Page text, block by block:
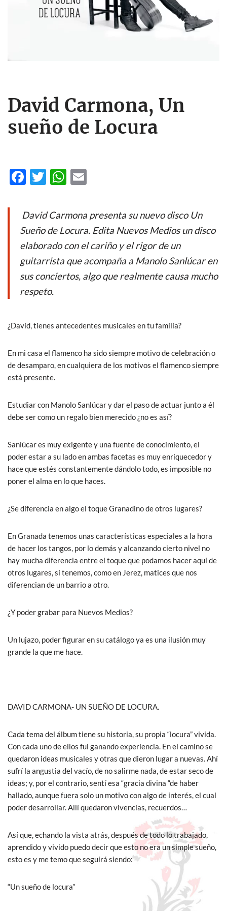
David Carmona, Un
sueño de Locura
F
e
b
o
o
k
T
itt
er
W
at
s
A
p
p
ail
David Carmona presenta su nuevo disco Un
Sueño de Locura. Edita Nuevos Medios un disco
elaborado con el cariño y el rigor de un
guitarrista que acompaña a Manolo Sanlúcar en
sus conciertos, algo que realmente causa mucho
respeto.
¿David, tienes antecedentes musicales en tu familia?
En mi casa el flamenco ha sido siempre motivo de celebración o
de desamparo, en cualquiera de los motivos el flamenco siempre
está presente.
Estudiar con Manolo Sanlúcar y dar el paso de actuar junto a él
debe ser como un regalo bien merecido ¿no es así?
Sanlúcar es muy exigente y una fuente de conocimiento, el
poder estar a su lado en ambas facetas es muy enriquecedor y
hace que estés constantemente dándolo todo, es imposible no
poner el alma en lo que haces.
¿Se diferencia en algo el toque Granadino de otros lugares?
En Granada tenemos unas características especiales a la hora
de hacer los tangos, por lo demás y alcanzando cierto nivel no
hay mucha diferencia entre el toque que podamos hacer aquí de
otros lugares, si tenemos, como en Jerez, matices que nos
diferencian de un barrio a otro.
¿Y poder grabar para Nuevos Medios?
Un lujazo, poder figurar en su catálogo ya es una ilusión muy
grande la que me hace.
DAVID CARMONA- UN SUEÑO DE LOCURA.
Cada tema del álbum tiene su historia, su propia “locura” vivida.
Con cada uno de ellos fui ganando experiencia. En el camino se
quedaron ideas musicales y otras que dieron lugar a nuevas. Ahí
sufrí la angustia del vacío, de no salirme nada, de estar seco de
ideas; y, por el contrario, sentí esa “gracia divina “de haber
hallado, aunque fuera solo un motivo con algo de interés, el cual
poder desarrollar. Allí quedaron vivencias, recuerdos…
Así que, echando la vista atrás, después de todo lo trabajado,
aprendido y vivido puedo decir que esto no era un simple sueño,
esto es y me temo que seguirá siendo:
“Un sueño de locura”